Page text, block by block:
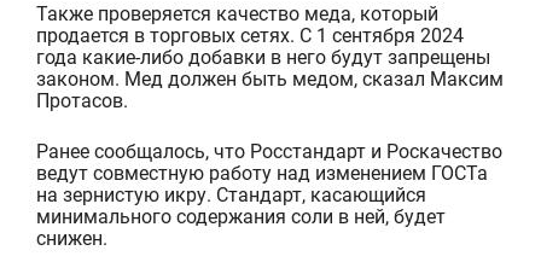
Также проверяется качество меда, который
продается в торговых сетях. С 1 сентября 2024
года какие-либо добавки в него будут запрещены
законом. Мед должен быть медом, сказал Максим
Протасов.
Ранее сообщалось, что Росстандарт и Роскачество
ведут совместную работу над изменением ГОСТа
на зернистую икру. Стандарт, касающийся
минимального содержания соли в ней, будет
снижен.